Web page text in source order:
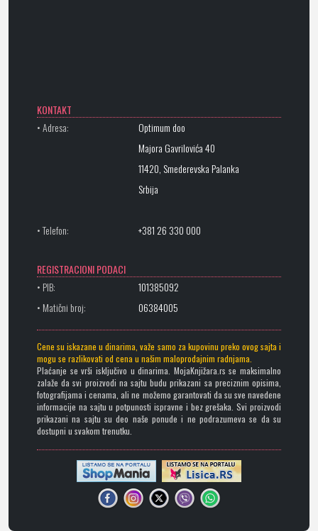
KONTAKT
• Adresa:
Optimum doo
Majora Gavrilovića 40
11420, Smederevska Palanka
Srbija
• Telefon: +381 26 330 000
REGISTRACIONI PODACI
• PIB:
101385092
• Matični broj:
06384005
Cene su iskazane u dinarima, važe samo za kupovinu preko ovog sajta i
mogu se razlikovati od cena u našim maloprodajnim radnjama.
Plaćanje se vrši isključivo u dinarima. MojaKnjižara.rs se maksimalno
zalaže da svi proizvodi na sajtu budu prikazani sa preciznim opisima,
fotografijama i cenama, ali ne možemo garantovati da su sve navedene
informacije na sajtu u potpunosti ispravne i bez grešaka. Svi proizvodi
prikazani na sajtu su deo naše ponude i ne podrazumeva se da su
dostupni u svakom trenutku.